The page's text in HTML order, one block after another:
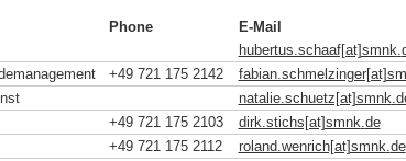
Phone
E-Mail
hubertus.schaaf[at]smnk.
+49 721 175 2142
natalie.schuetz[at]smnk.
+49 721 175 2103 dirk.stichs[at]smnk.de
+49 721 175 2112 roland.wenrich[at]smnk.de